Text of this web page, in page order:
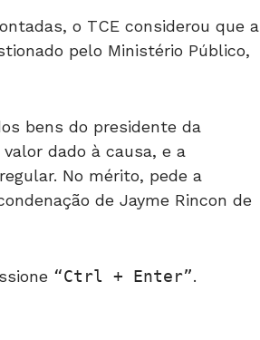
o TCE considerou que a
pelo Ministério Público,
bens do presidente da
dado à causa, e a
No mérito, pede a
de Jayme Rincon de
Ctrl + Enter .